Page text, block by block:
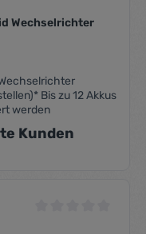
Wechselrichter
Bis zu 12 Akkus
werden
Kunden